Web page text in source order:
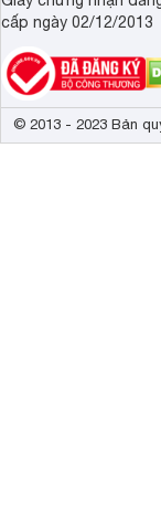
cấp ngày 02/12/2013
© 2013 - 2023 Bản